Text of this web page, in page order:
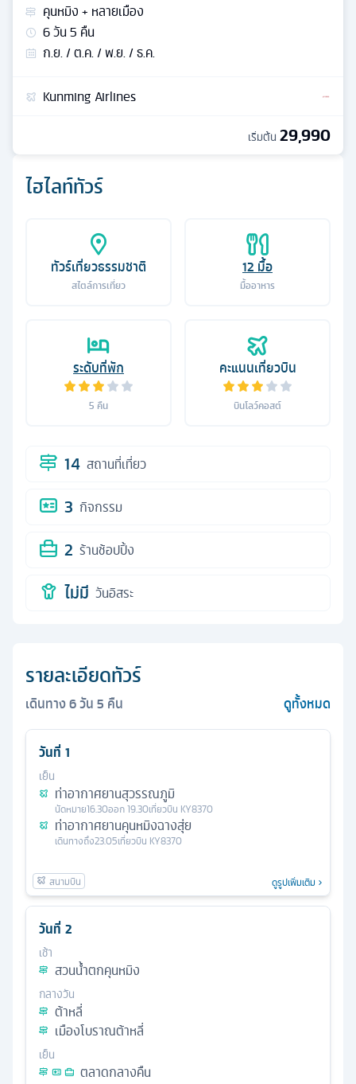
ไฮไลท์ทัวร์
ทัวร์เที่ยวธรรมชาติ
สไตล์การเที่ยว
12 มื้อ
มื้ออาหาร
ระดับที่พัก
5 คืน
คะแนนเที่ยวบิน
บินโลว์คอสต์
14 สถานที่เที่ยว
3 กิจกรรม
2 ร้านช้อปปิ้ง
ไม่มี วันอิสระ
รายละเอียดทัวร์
เดินทาง6วัน5 คืน ดูทั้งหมด
วันที่ 1
เย็น
ท่าอากาศยานสุวรรณภูมิ
นัดหมาย16.30ออก19.30เที่ยวบิน KY8370
ท่าอากาศยานคุนหมิงฉางสุ่ย
เดินทางถึง23.05เที่ยวบิน KY8370
ดูรูปเพิ่มเติม
วันที่ 2
เช้า
สวนน้ำตกคุนหมิง
กลางวัน
ต้าหลี่
เมืองโบราณต้าหลี่
เย็น
ตลาดกลางคืน
คุนหมิง + หลายเมือง
6วัน5 คืน
ก.ย. / ต.ค. / พ.ย. / ธ.ค.
Kunming Airlines
เริ่มต้น 29,990